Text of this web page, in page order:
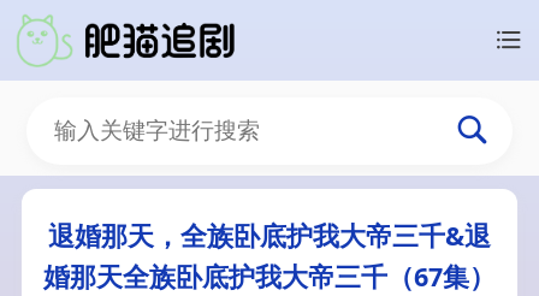
退婚那天，全族卧底护我大帝三千&退
婚那天全族卧底护我大帝三千（67集）